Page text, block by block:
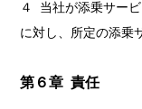
４ 当社が添乗サー
に対し、所定の添乗
第６章 責任